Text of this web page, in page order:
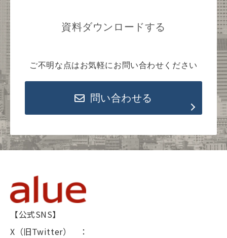
資料ダウンロードする
ご不明な点はお気軽にお問い合わせください
問い合わせる
【公式SNS】
X（旧Twitter） ：